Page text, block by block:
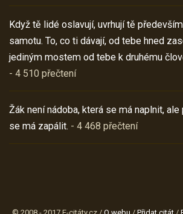
Když tě lidé oslavují, uvrhují tě
samotu. To, co ti dávají, od tebe hned
jediným mostem od tebe k druhému
- 4 510 přečtení
Žák není nádoba, která se má naplnit,
se má zapálit. - 4 468 přečtení